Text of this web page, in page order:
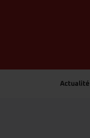
Actualité